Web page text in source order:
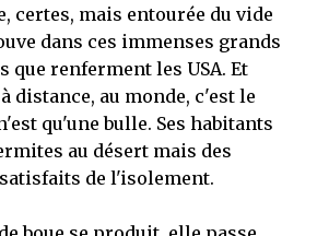
certes, mais entourée du vide
dans ces immenses grands
que renferment les USA. Et
distance, au monde, c'est le
qu'une bulle. Ses habitants
au désert mais des
de l'isolement.